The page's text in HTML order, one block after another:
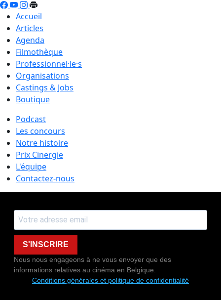
Accueil
Articles
Agenda
Filmothèque
Professionnel·le·s
Organisations
Castings & Jobs
Boutique
Podcast
Les concours
Notre histoire
Prix Cinergie
L'équipe
Contactez-nous
S'INSCRIRE
Nous nous engageons à ne vous envoyer que des
informations relatives au cinéma en Belgique.
Conditions générales et politique de confidentialité